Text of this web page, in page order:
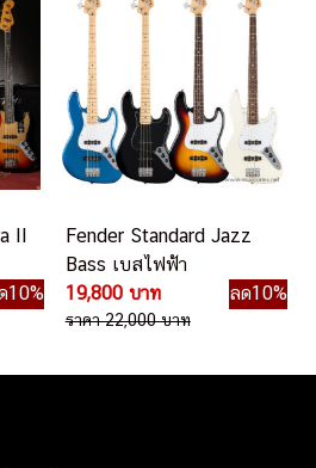
II
10%
Fender Standard Jazz
Bass เบสไฟฟ้า
19,800 บาท
ลด10%
ราคา 22,000 บาท